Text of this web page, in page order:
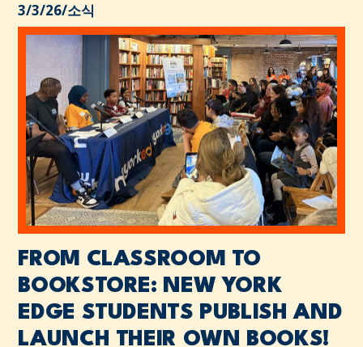
3/3/26/소식
FROM CLASSROOM TO
BOOKSTORE: NEW YORK
EDGE STUDENTS PUBLISH AND
LAUNCH THEIR OWN BOOKS!